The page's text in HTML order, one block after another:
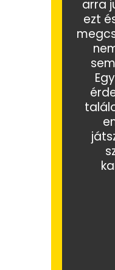
arra
ezt